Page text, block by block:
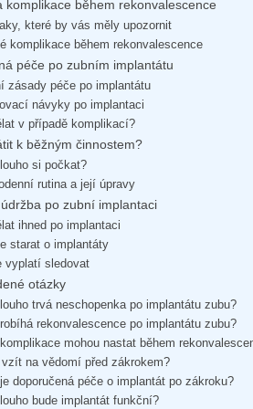
komplikace během rekonvalescence
které by vás měly upozornit
komplikace během rekonvalescence
péče po zubním implantátu
zásady péče po implantátu
návyky po implantaci
v případě komplikací?
k běžným činnostem?
si počkat?
rutina a její úpravy
po zubní implantaci
ihned po implantaci
starat o implantáty
vyplatí sledovat
otázky
trvá neschopenka po implantátu zubu?
rekonvalescence po implantátu zubu?
mohou nastat během
na vědomí před zákrokem?
doporučená péče o implantát po zákroku?
bude implantát funkční?